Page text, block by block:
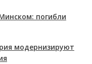
погибли
модернизируют